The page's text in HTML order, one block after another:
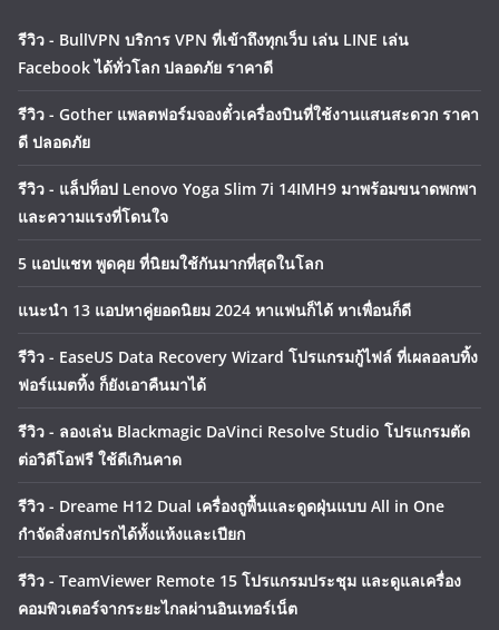
รีวิว - BullVPN บริการ VPN ที่เข้าถึงทุกเว็บ เล่น LINE เล่น
Facebook ได้ทั่วโลก ปลอดภัย ราคาดี
รีวิว - Gother แพลตฟอร์มจองตั๋วเครื่องบินที่ใช้งานแสนสะดวก ราคา
ดี ปลอดภัย
รีวิว - แล็ปท็อป Lenovo Yoga Slim 7i 14IMH9 มาพร้อมขนาดพกพา
และความแรงที่โดนใจ
5 แอปแชท พูดคุย ที่นิยมใช้กันมากที่สุดในโลก
แนะนำ 13 แอปหาคู่ยอดนิยม 2024 หาแฟนก็ได้ หาเพื่อนก็ดี
รีวิว - EaseUS Data Recovery Wizard โปรแกรมกู้ไฟล์ ที่เผลอลบทิ้ง
ฟอร์แมตทิ้ง ก็ยังเอาคืนมาได้
รีวิว - ลองเล่น Blackmagic DaVinci Resolve Studio โปรแกรมตัด
ต่อวิดีโอฟรี ใช้ดีเกินคาด
รีวิว - Dreame H12 Dual เครื่องถูพื้นและดูดฝุ่นแบบ All in One
กำจัดสิ่งสกปรกได้ทั้งแห้งและเปียก
รีวิว - TeamViewer Remote 15 โปรแกรมประชุม และดูแลเครื่อง
คอมพิวเตอร์จากระยะไกลผ่านอินเทอร์เน็ต